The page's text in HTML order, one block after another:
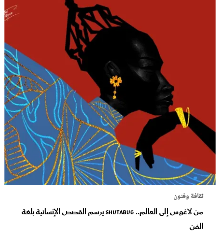
ثقافة وفنون
من لاغوس إلى العالم.. Shutabug يرسم القصص الإنسانية بلغة
الفن